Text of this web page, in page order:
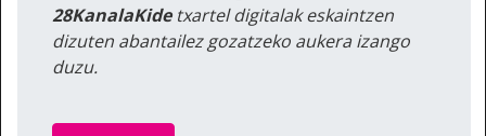
28KanalaKidetxartel digitalak eskaintzen
dizuten abantailez gozatzeko aukera izango
duzu.